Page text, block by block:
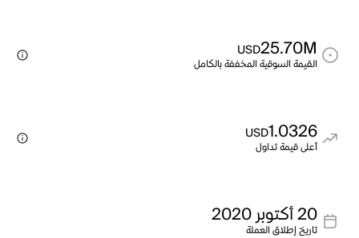
25.70M
USD
القيمة السوقية المخففة بالكامل
1.0326
USD
أعلى قيمة تداول
20 أكتوبر 2020
تاريخ إطلاق العملة